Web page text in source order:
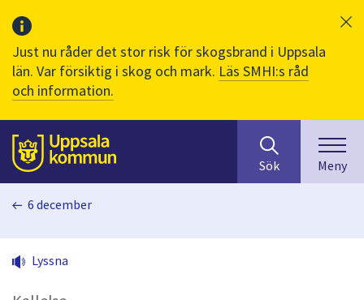
Just nu råder det stor risk för skogsbrand i Uppsala
län. Var försiktig i skog och mark. Läs SMHI:s råd
och information.
Till sidans
huvudinnehåll
efter
innehåll
på
Sök Meny
6 december
Lyssna